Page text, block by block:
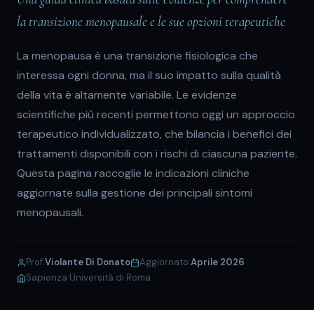
la transizione menopausale e le sue opzioni terapeutiche
La menopausa è una transizione fisiologica che
interessa ogni donna, ma il suo impatto sulla qualità
della vita è altamente variabile. Le evidenze
scientifiche più recenti permettono oggi un approccio
terapeutico individualizzato, che bilancia i benefici dei
trattamenti disponibili con i rischi di ciascuna paziente.
Questa pagina raccoglie le indicazioni cliniche
aggiornate sulla gestione dei principali sintomi
menopausali.
Prof.Violante Di Donato Aggiornato:Aprile 2026
Sapienza Università di Roma